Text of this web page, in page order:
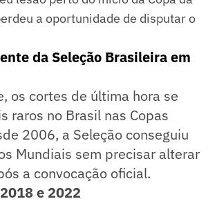
a oportunidade de disputar o
da Seleção Brasileira em
os cortes de última hora se
raros no Brasil nas Copas
2006, a Seleção conseguiu
Mundiais sem precisar alterar
a convocação oficial.
e 2022